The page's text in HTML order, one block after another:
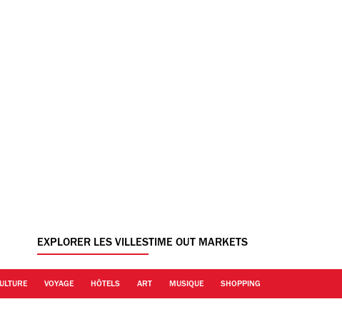
EXPLORER LES VILLESTIME OUT MARKETS
VOYAGE HÔTELS ART MUSIQUE SHOPPING